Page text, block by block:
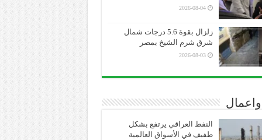
2026-08-04
زلزال بقوة 5.6 درجات شمال
شرق شرم الشيخ بمصر
2026-08-03
النفط العراقي يرتفع بشكل
طفيف في الأسواق العالمية